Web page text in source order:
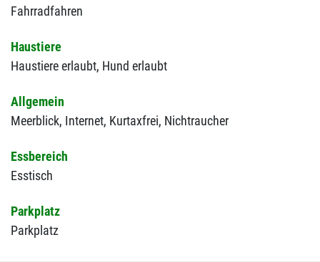
Fahrradfahren
Haustiere
Haustiere erlaubt, Hund erlaubt
Allgemein
Meerblick, Internet, Kurtaxfrei, Nichtraucher
Essbereich
Esstisch
Parkplatz
Parkplatz